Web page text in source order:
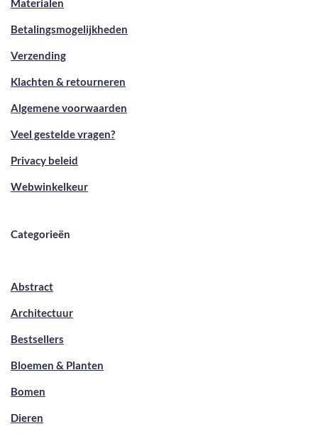
Materialen
Betalingsmogelijkheden
Verzending
Klachten & retourneren
Algemene voorwaarden
Veel gestelde vragen?
Privacy beleid
Webwinkelkeur
Categorieën
Abstract
Architectuur
Bestsellers
Bloemen & Planten
Bomen
Dieren